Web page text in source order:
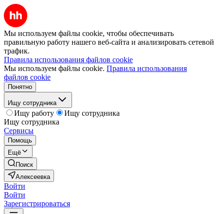
Мы используем файлы cookie, чтобы обеспечивать
правильную работу нашего веб-сайта и анализировать сетевой
трафик.
Правила использования файлов cookie
Мы используем файлы cookie. Правила использования
файлов cookie
Понятно
Ищу сотрудника
Ищу работу
Ищу сотрудника
Ищу сотрудника
Сервисы
Помощь
Ещё
Поиск
Алексеевка
Войти
Войти
Зарегистрироваться